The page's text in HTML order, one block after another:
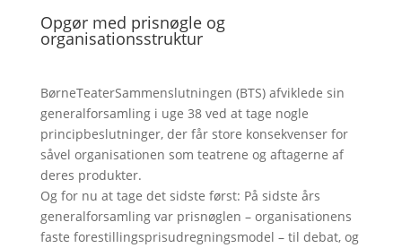
Opgør med prisnøgle og
organisationsstruktur
BørneTeaterSammenslutningen (BTS) afviklede sin
generalforsamling i uge 38 ved at tage nogle
principbeslutninger, der får store konsekvenser for
såvel organisationen som teatrene og aftagerne af
deres produkter.
Og for nu at tage det sidste først: På sidste års
generalforsamling var prisnøglen – organisationens
faste forestillingsprisudregningsmodel – til debat, og